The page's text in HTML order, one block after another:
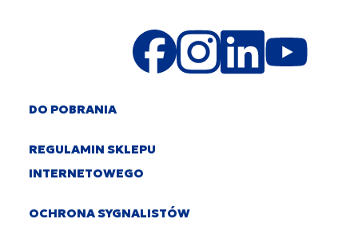
DO POBRANIA
REGULAMIN SKLEPU
INTERNETOWEGO
OCHRONA SYGNALISTÓW